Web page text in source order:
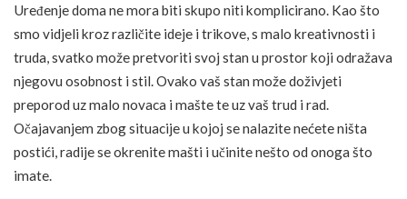
Uređenje doma ne mora biti skupo niti komplicirano. Kao što
smo vidjeli kroz različite ideje i trikove, s malo kreativnosti i
truda, svatko može pretvoriti svoj stan u prostor koji odražava
njegovu osobnost i stil. Ovako vaš stan može doživjeti
preporod uz malo novaca i mašte te uz vaš trud i rad.
Očajavanjem zbog situacije u kojoj se nalazite nećete ništa
postići, radije se okrenite mašti i učinite nešto od onoga što
imate.